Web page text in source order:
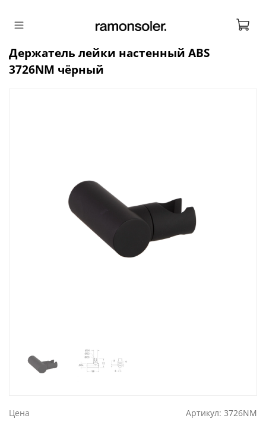
Цена Артикул: 3726NM
Держатель лейки настенный ABS
3726NM чёрный